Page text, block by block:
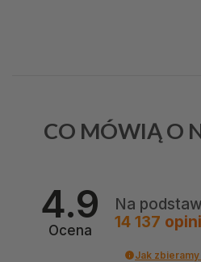
CO MÓWIĄ O
4.9
Ocena
Na
14 137
Jak